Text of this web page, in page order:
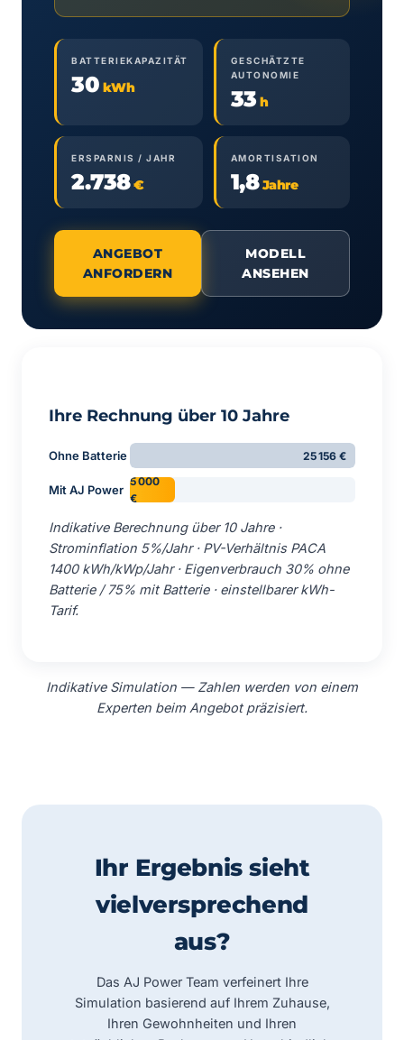
BATTERIEKAPAZITÄT
30 kWh
GESCHÄTZTE
AUTONOMIE
33h
ERSPARNIS / JAHR
2.738€
AMORTISATION
1,8Jahre
ANGEBOT
ANFORDERN
MODELL
ANSEHEN
Ihre Rechnung über 10 Jahre
Ohne Batterie 25 156 €
Mit AJ Power
5 000
€
Indikative Berechnung über 10 Jahre ·
Strominflation 5%/Jahr · PV-Verhältnis PACA
1400 kWh/kWp/Jahr · Eigenverbrauch 30% ohne
Batterie / 75% mit Batterie · einstellbarer kWh-
Tarif.
Indikative Simulation — Zahlen werden von einem
Experten beim Angebot präzisiert.
Ihr Ergebnis sieht
vielversprechend
aus?
Das AJ Power Team verfeinert Ihre
Simulation basierend auf Ihrem Zuhause,
Ihren Gewohnheiten und Ihren